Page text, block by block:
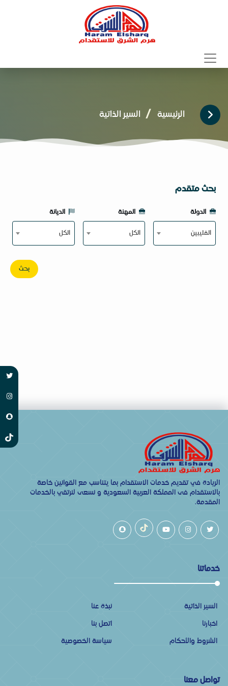
الرئيسية السير الذاتية
بحث متقدم
الدولة
الفليبين
المهنة
الكل
الديانة
الكل
بحث
الريادة في تقديم خدمات الاستقدام بما يتناسب مع القوانين خاصة
بالاستقدام فى المملكة العربية السعودية و نسعى لنرتقي بالخدمات
المقدمة.
خدماتنا
السير الذاتية نبذة عنا
اخبارنا اتصل بنا
الشروط والأحكام سياسة الخصوصية
تواصل معنا